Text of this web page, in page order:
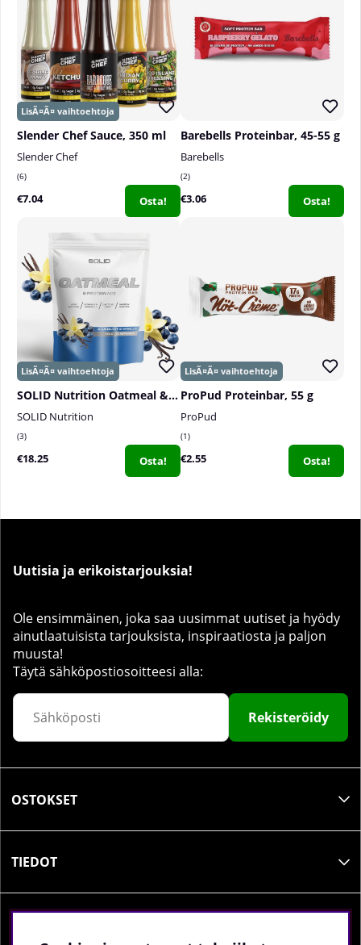
Slender Chef Sauce, 350 ml
Slender Chef
6
€7.04 Osta!
Barebells Proteinbar, 45-55 g
Barebells
2
€3.06 Osta!
SOLID Nutrition Oatmeal & Protein Mix, 750 g
SOLID Nutrition
3
€18.25 Osta!
ProPud Proteinbar, 55 g
ProPud
1
€2.55 Osta!
Uutisia ja erikoistarjouksia!
Ole ensimmäinen, joka saa uusimmat uutiset ja hyödy
ainutlaatuisista tarjouksista, inspiraatiosta ja paljon
muusta!
Täytä sähköpostiosoitteesi alla:
Rekisteröidy
OSTOKSET
TIEDOT